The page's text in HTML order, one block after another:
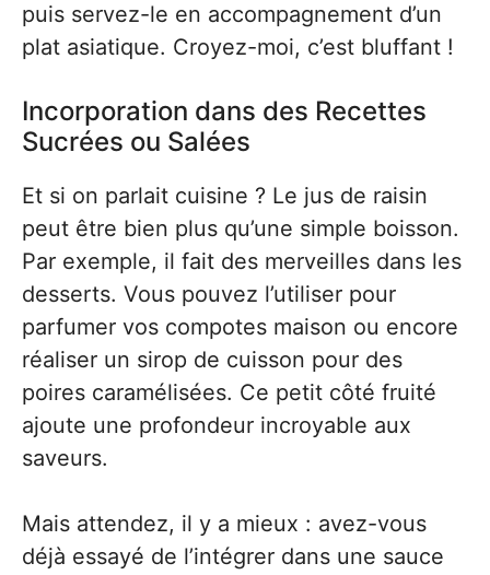
puis servez-le en accompagnement d’un
plat asiatique. Croyez-moi, c’est bluffant !
Incorporation dans des Recettes
Sucrées ou Salées
Et si on parlait cuisine ? Le jus de raisin
peut être bien plus qu’une simple boisson.
Par exemple, il fait des merveilles dans les
desserts. Vous pouvez l’utiliser pour
parfumer vos compotes maison ou encore
réaliser un sirop de cuisson pour des
poires caramélisées. Ce petit côté fruité
ajoute une profondeur incroyable aux
saveurs.
Mais attendez, il y a mieux : avez-vous
déjà essayé de l’intégrer dans une sauce